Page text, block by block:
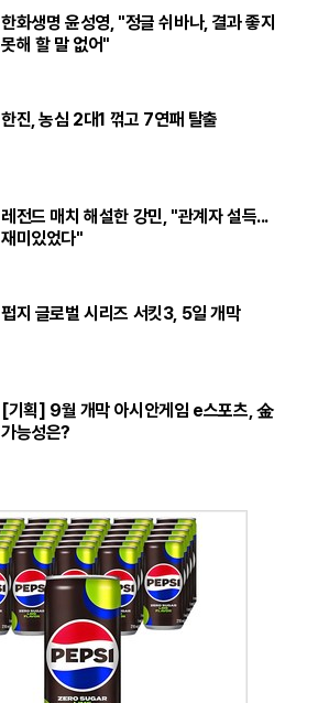
한화생명 윤성영, "정글 쉬바나, 결과 좋지
못해 할 말 없어"
한진, 농심 2대1 꺾고 7연패 탈출
레전드 매치 해설한 강민, "관계자 설득...
재미있었다"
펍지 글로벌 시리즈 서킷3, 5일 개막
[기획] 9월 개막 아시안게임 e스포츠, 金
가능성은?